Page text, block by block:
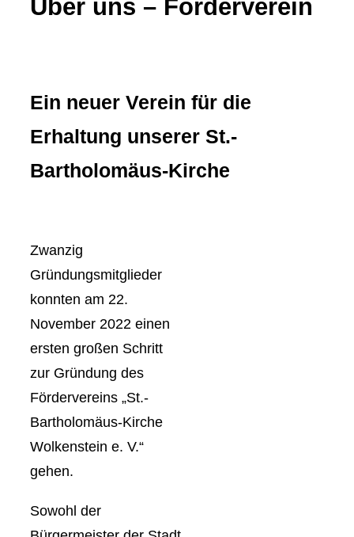
Über uns – Förderverein
Ein neuer Verein für die
Erhaltung unserer St.-
Bartholomäus-Kirche
Zwanzig
Gründungsmitglieder
konnten am 22.
November 2022 einen
ersten großen Schritt
zur Gründung des
Fördervereins „St.-
Bartholomäus-Kirche
Wolkenstein e. V.“
gehen.
Sowohl der